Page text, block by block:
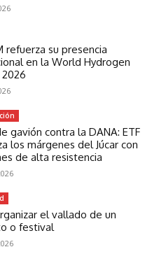
refuerza su presencia
en la World Hydrogen
gavión contra la DANA: ETF
los márgenes del Júcar con
de alta resistencia
el vallado de un
o festival